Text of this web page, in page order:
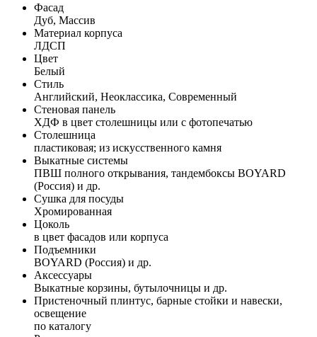
Фасад
Дуб, Массив
Материал корпуса
ЛДСП
Цвет
Белый
Стиль
Английский, Неоклассика, Современный
Стеновая панель
ХДФ в цвет столешницы или с фотопечатью
Столешница
пластиковая; из искусственного камня
Выкатные системы
ПВШ полного открывания, тандембоксы BOYARD
(Россия) и др.
Сушка для посуды
Хромированная
Цоколь
в цвет фасадов или корпуса
Подъемники
BOYARD (Россия) и др.
Аксессуары
Выкатные корзины, бутылочницы и др.
Пристеночный плинтус, барные стойки и навески,
освещение
по каталогу